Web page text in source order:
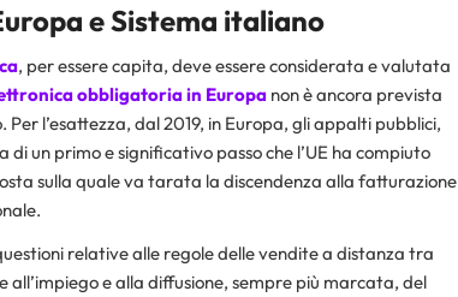
e Sistema italiano
, per essere capita, deve essere considerata e valutata
obbligatoria in Europa non è ancora prevista
l’esattezza, dal 2019, in Europa, gli appalti pubblici,
di un primo e significativo passo che l’UE ha compiuto
sulla quale va tarata la discendenza alla fatturazione
relative alle regole delle vendite a distanza tra
e alla diffusione, sempre più marcata, del